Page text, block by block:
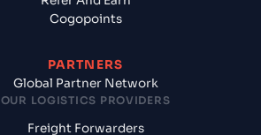
Cogopoints
PARTNERS
Global Partner Network
OUR LOGISTICS PROVIDERS
Freight Forwarders